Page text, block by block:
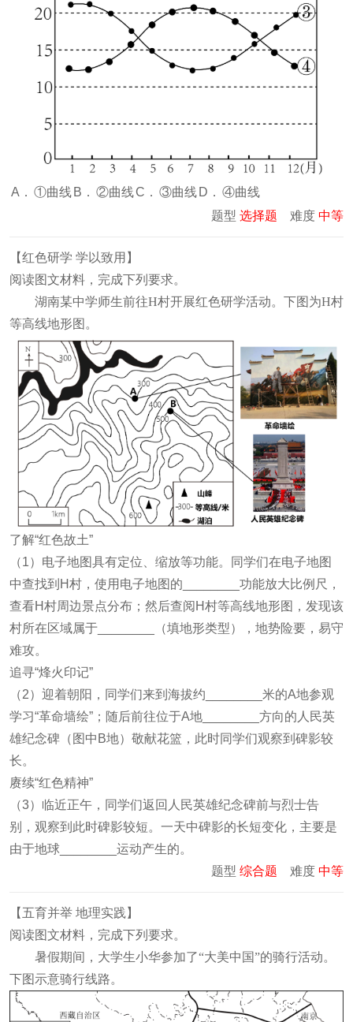
A． ①曲线 B． ②曲线C． ③曲线 D． ④曲线
题型 选择题 难度 中等
【红色研学 学以致用 】
阅读图文材料，完成下列要求。
湖南某中学师生前往H村开展红色研学活动。下图为H村
等高线地形图。
了解“红色故土”
（1）电子地图具有定位、缩放等功能。同学们在电子地图
中查找到H村，使用电子地图的________功能放大比例尺，
查看H村周边景点分布；然后查阅H村等高线地形图，发现该
村所在区域属于________（填地形类型），地势险要，易守
难攻。
追寻“烽火印记”
（2）迎着朝阳，同学们来到海拔约________米的A地参观
学习“革命墙绘”；随后前往位于A地________方向的人民英
雄纪念碑（图中B地）敬献花篮，此时同学们观察到碑影较
长。
赓续“红色精神”
（3）临近正午，同学们返回人民英雄纪念碑前与烈士告
别，观察到此时碑影较短。一天中碑影的长短变化，主要是
由于地球________运动产生的。
题型 综合题 难度 中等
【 五育并举 地理实践 】
阅读图文材料，完成下列要求。
暑假期间，大学生小华参加了“大美中国”的骑行活动。
下图示意骑行线路。